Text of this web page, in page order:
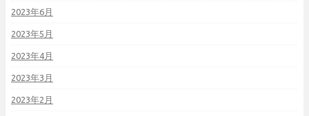
2023年6月
2023年5月
2023年4月
2023年3月
2023年2月